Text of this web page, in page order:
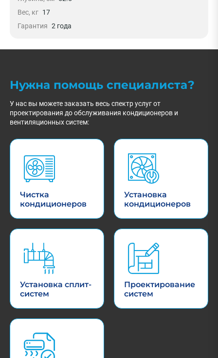
Вес, кг 17
Гарантия 2 года
Нужна помощь специалиста?
У нас вы можете заказать весь спектр услуг от
проектирования до обслуживания кондиционеров и
вентиляционных систем:
Чистка
кондиционеров
Установка
кондиционеров
Установка сплит-
систем
Проектирование
систем